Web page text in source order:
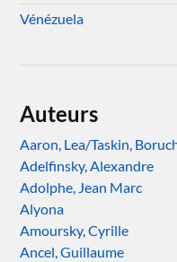
Vénézuela
Auteurs
Aaron, Lea/Taskin,
Adelfinsky, Alexandre
Adolphe, Jean Marc
Alyona
Amoursky, Cyrille
Ancel, Guillaume